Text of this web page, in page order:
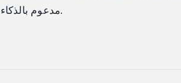
العمليات، واستخراج بيانات JSON مدعوم بالذكاء الاصطناعي.